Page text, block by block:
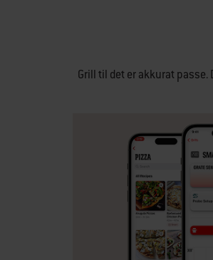
Grill til det er akkurat